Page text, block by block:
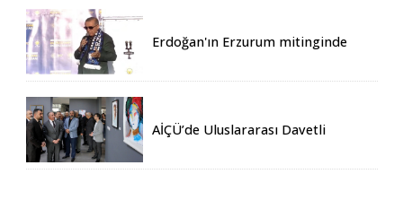
Erdoğan'ın Erzurum mitinginde
AİÇÜ’de Uluslararası Davetli